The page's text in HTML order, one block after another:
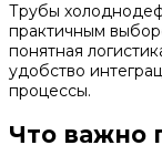
Трубы
практичным
понятная
удобство
процессы.
Что важно